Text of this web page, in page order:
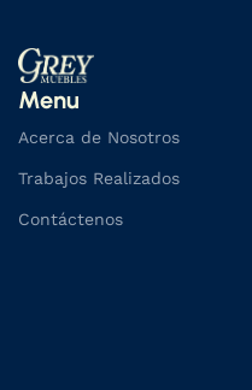
Menu
Acerca de Nosotros
Trabajos Realizados
Contáctenos